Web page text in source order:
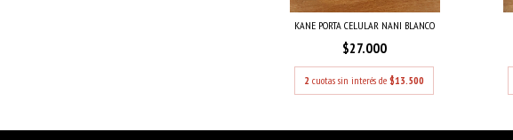
KANE PORTA CELULAR NANI BLANCO
$27.000
2 cuotas sin interés de$13.500